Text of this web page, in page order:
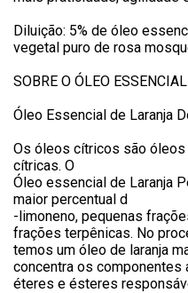
Diluição: 5% de óleo
vegetal puro de rosa
SOBRE O ÓLEO ESSENCIAL
Óleo Essencial de Laranja
Os óleos cítricos são
cítricas. O
Óleo essencial de Laranja
maior percentual d
-limoneno, pequenas
frações terpênicas. No
temos um óleo de laranja
concentra os componentes
éteres e ésteres